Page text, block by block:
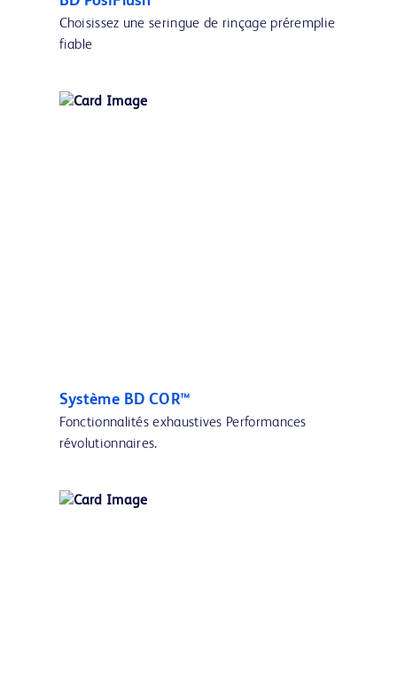
Choisissez une seringue de rinçage préremplie
fiable
Système BD COR™
Fonctionnalités exhaustives Performances
révolutionnaires.